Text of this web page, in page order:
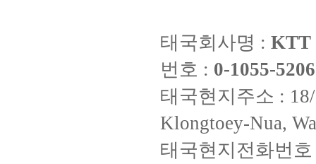
태국회사명 : KTT
번호 : 0-1055-
태국현지주소 :
Klongtoey-Nua,
태국현지전화번